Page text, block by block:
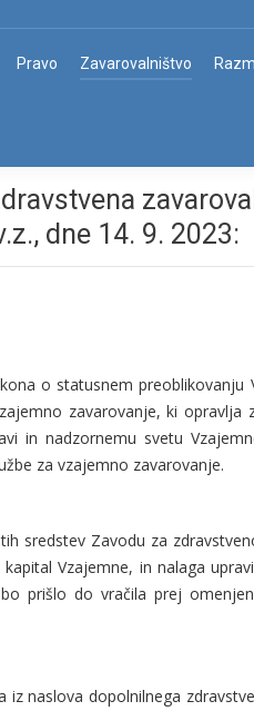
Pravo Zavarovalništvo
dne 14. 9. 2023:
o statusnem preoblikovanju
zavarovanje, ki opravlja
in nadzornemu svetu
za vzajemno zavarovanje.
sredstev Zavodu za
Vzajemne, in nalaga
prišlo do vračila prej
naslova dopolnilnega